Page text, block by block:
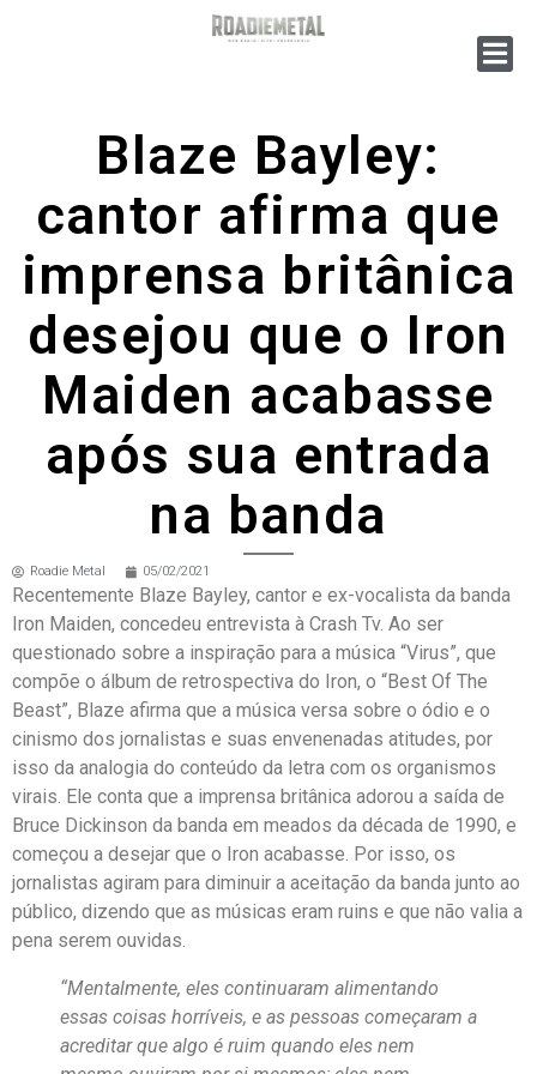
Blaze Bayley:
cantor afirma que
imprensa britânica
desejou que o Iron
Maiden acabasse
após sua entrada
na banda
Roadie Metal 05/02/2021
Recentemente Blaze Bayley, cantor e ex-vocalista da banda
Iron Maiden, concedeu entrevista à Crash Tv. Ao ser
questionado sobre a inspiração para a música “Virus”, que
compõe o álbum de retrospectiva do Iron, o “Best Of The
Beast”, Blaze afirma que a música versa sobre o ódio e o
cinismo dos jornalistas e suas envenenadas atitudes, por
isso da analogia do conteúdo da letra com os organismos
virais. Ele conta que a imprensa britânica adorou a saída de
Bruce Dickinson da banda em meados da década de 1990, e
começou a desejar que o Iron acabasse. Por isso, os
jornalistas agiram para diminuir a aceitação da banda junto ao
público, dizendo que as músicas eram ruins e que não valia a
pena serem ouvidas.
“Mentalmente, eles continuaram alimentando
essas coisas horríveis, e as pessoas começaram a
acreditar que algo é ruim quando eles nem